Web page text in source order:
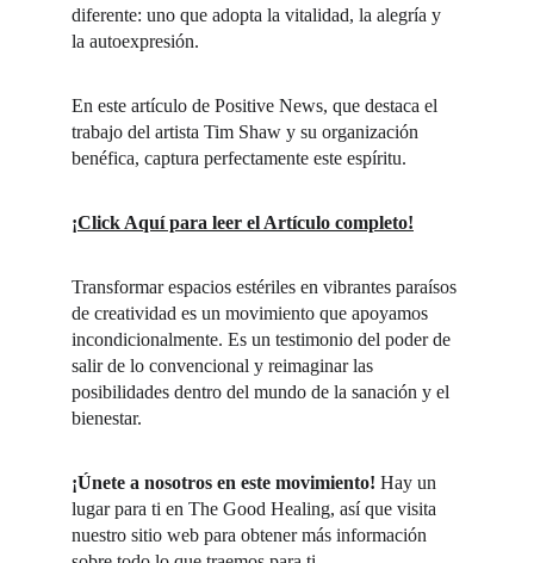
diferente: uno que adopta la vitalidad, la alegría y
la autoexpresión.
En este artículo de Positive News, que destaca el
trabajo del artista Tim Shaw y su organización
benéfica, captura perfectamente este espíritu.
¡Click Aquí para leer el Artículo completo!
Transformar espacios estériles en vibrantes paraísos
de creatividad es un movimiento que apoyamos
incondicionalmente. Es un testimonio del poder de
salir de lo convencional y reimaginar las
posibilidades dentro del mundo de la sanación y el
bienestar.
¡Únete a nosotros en este movimiento! Hay un
lugar para ti en The Good Healing, así que visita
nuestro sitio web para obtener más información